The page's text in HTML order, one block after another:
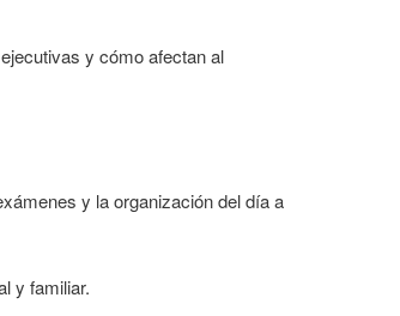
y cómo afectan al
y la organización del día a
y familiar.